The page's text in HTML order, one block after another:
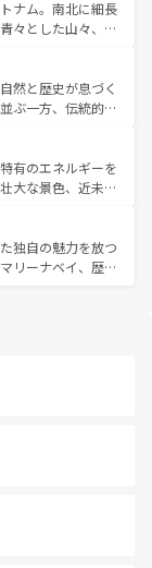
コンテンツ一覧を参
ストリートフード
。夜には、韓国な
力を心ゆくまで味
韓国情報はコンテンツ一
ナム。南北に細長
々とした山々、世
の古い町並みやホ
、独特の雰囲気を
かさとおいしさで
ーヒーなどは、ぜ
もあたたかい人々
れられない旅にな
然と歴史が息づく
ぶ一方、伝統的な
マイなどの山岳地
トやクラビの美し
できる。タイ料理
にも異なる楽しみ
、仏教を中心とし
る旅人を魅了し続
有のエネルギーを
大な景色、近未来
スポットが密集し
魅力。息をのむよ
存分に楽しみ尽く
独自の魅力を放つ
リーナベイ、歴史
外せないスポット